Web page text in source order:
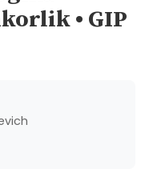
• GIP